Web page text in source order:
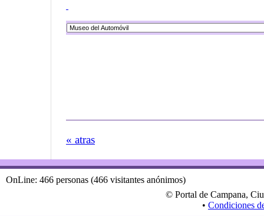
« atras
OnLine: 466 personas (466 visitantes anónimos)
© Portal de Campana,
• Condiciones